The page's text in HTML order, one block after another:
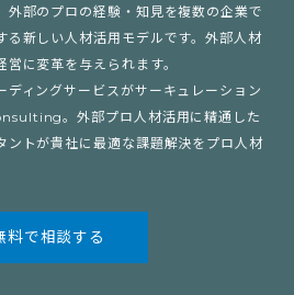
外部のプロの経験・知見を複数の企業で
る新しい人材活用モデルです。外部人材
に変革を与えられます。
ディングサービスがサーキュレーション
。外部プロ人材活用に精通した
ントが貴社に最適な課題解決をプロ人材
料で相談する